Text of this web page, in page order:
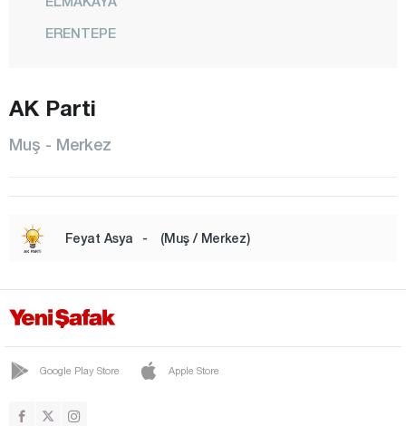
ERENTEPE
MALAZGİRT
MERKEZ
SERİNOVA
AK Parti
Muş - Merkez
Feyat Asya - (Muş / Merkez)
Google Play Store Apple Store